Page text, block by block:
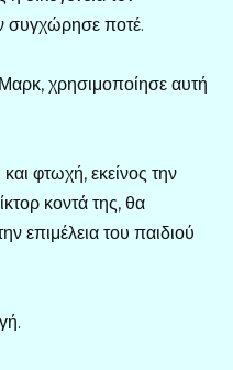
συγχώρησε ποτέ.
χρησιμοποίησε αυτή
φτωχή, εκείνος την
κοντά της, θα
επιμέλεια του παιδιού